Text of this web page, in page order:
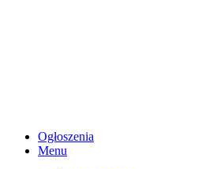
Ogłoszenia
Menu